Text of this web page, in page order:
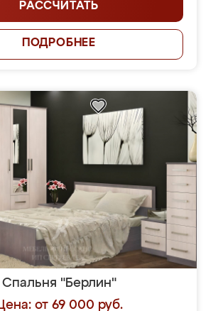
РАССЧИТАТЬ
ПОДРОБНЕЕ
Спальня "Берлин"
от 69 000 руб.